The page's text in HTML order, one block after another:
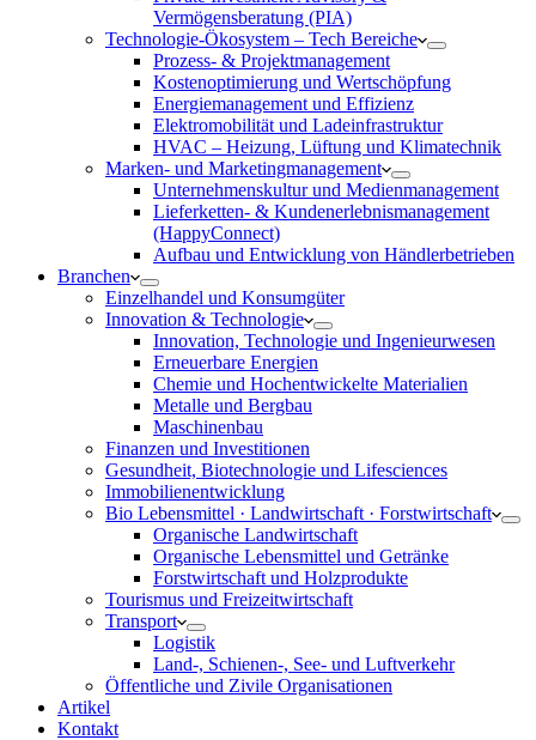
Vermögensberatung (PIA)
Technologie-Ökosystem – Tech Bereiche
Prozess- & Projektmanagement
Kostenoptimierung und Wertschöpfung
Energiemanagement und Effizienz
Elektromobilität und Ladeinfrastruktur
HVAC – Heizung, Lüftung und Klimatechnik
Marken- und Marketingmanagement
Unternehmenskultur und Medienmanagement
Lieferketten- & Kundenerlebnismanagement
(HappyConnect)
Aufbau und Entwicklung von Händlerbetrieben
Branchen
Einzelhandel und Konsumgüter
Innovation & Technologie
Innovation, Technologie und Ingenieurwesen
Erneuerbare Energien
Chemie und Hochentwickelte Materialien
Metalle und Bergbau
Maschinenbau
Finanzen und Investitionen
Gesundheit, Biotechnologie und Lifesciences
Immobilienentwicklung
Bio Lebensmittel · Landwirtschaft · Forstwirtschaft
Organische Landwirtschaft
Organische Lebensmittel und Getränke
Forstwirtschaft und Holzprodukte
Tourismus und Freizeitwirtschaft
Transport
Logistik
Land-, Schienen-, See- und Luftverkehr
Öffentliche und Zivile Organisationen
Artikel
Kontakt